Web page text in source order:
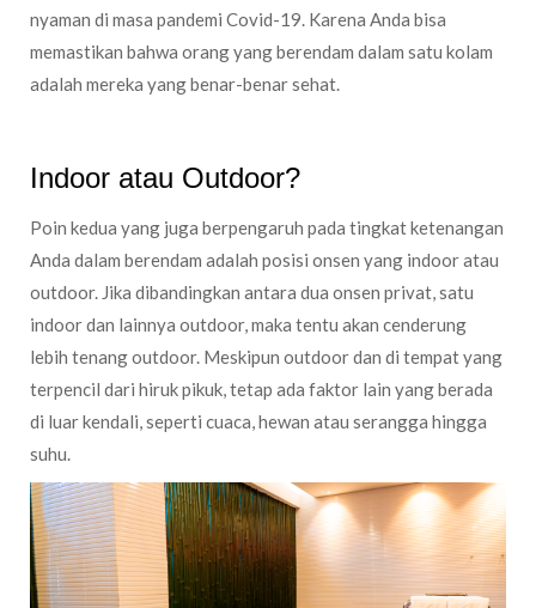
nyaman di masa pandemi Covid-19. Karena Anda bisa
memastikan bahwa orang yang berendam dalam satu kolam
adalah mereka yang benar-benar sehat.
Indoor atau Outdoor?
Poin kedua yang juga berpengaruh pada tingkat ketenangan
Anda dalam berendam adalah posisi onsen yang indoor atau
outdoor. Jika dibandingkan antara dua onsen privat, satu
indoor dan lainnya outdoor, maka tentu akan cenderung
lebih tenang outdoor. Meskipun outdoor dan di tempat yang
terpencil dari hiruk pikuk, tetap ada faktor lain yang berada
di luar kendali, seperti cuaca, hewan atau serangga hingga
suhu.